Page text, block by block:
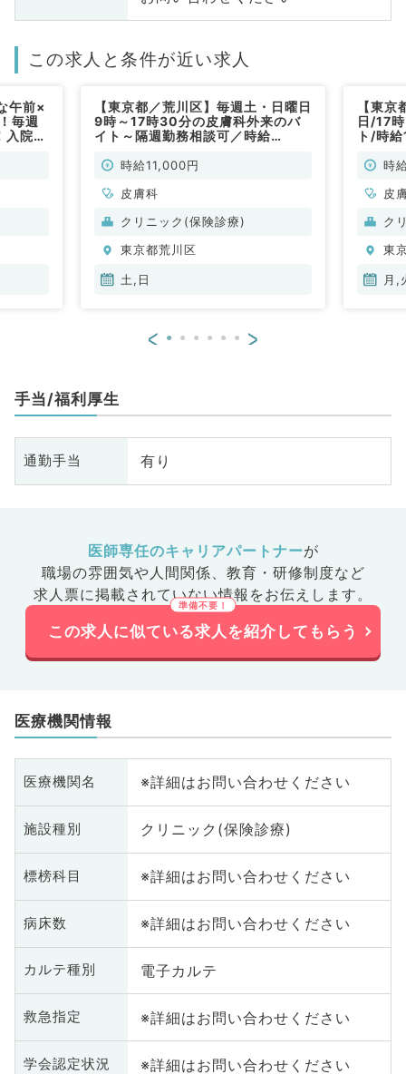
この求人と条件が近い求人
午前×
毎週
院患
【東京都／荒川区】毎週土・日曜日
9時～17時30分の皮膚科外来のバ
イト～隔週勤務相談可／時給
非常勤）
時給11,000円
皮膚科
クリニック(保険診療)
東京都荒川区
土,日
【東
日/17
ト/時
時
皮
ク
東
月,
< >
手当/福利厚生
通勤手当 有り
医師専任のキャリアパートナーが
職場の雰囲気や人間関係、 教育・研修制度など
求人票に掲載されていない情報をお伝えします。
この求人に似ている求人を紹介してもらう
医療機関情報
医療機関名 ※詳細はお問い合わせください
施設種別 クリニック(保険診療)
標榜科目 ※詳細はお問い合わせください
病床数 ※詳細はお問い合わせください
カルテ種別 電子カルテ
救急指定 ※詳細はお問い合わせください
学会認定状況 ※詳細はお問い合わせください